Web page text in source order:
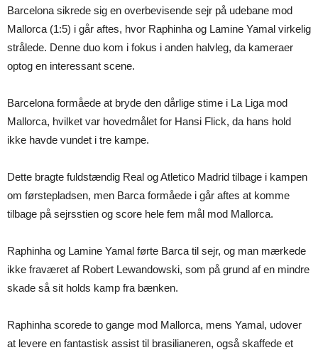
Barcelona sikrede sig en overbevisende sejr på udebane mod
Mallorca (1:5) i går aftes, hvor Raphinha og Lamine Yamal virkelig
strålede. Denne duo kom i fokus i anden halvleg, da kameraer
optog en interessant scene.
Barcelona formåede at bryde den dårlige stime i La Liga mod
Mallorca, hvilket var hovedmålet for Hansi Flick, da hans hold
ikke havde vundet i tre kampe.
Dette bragte fuldstændig Real og Atletico Madrid tilbage i kampen
om førstepladsen, men Barca formåede i går aftes at komme
tilbage på sejrsstien og score hele fem mål mod Mallorca.
Raphinha og Lamine Yamal førte Barca til sejr, og man mærkede
ikke fraværet af Robert Lewandowski, som på grund af en mindre
skade så sit holds kamp fra bænken.
Raphinha scorede to gange mod Mallorca, mens Yamal, udover
at levere en fantastisk assist til brasilianeren, også skaffede et